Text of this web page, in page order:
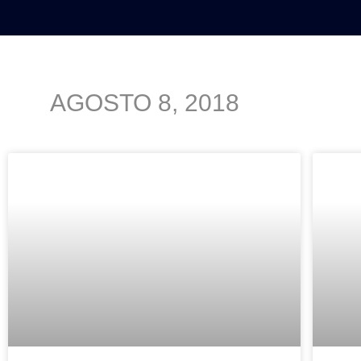
AGOSTO 8, 2018